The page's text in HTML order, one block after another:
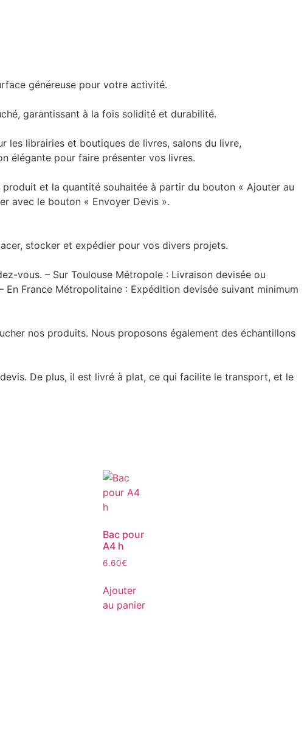
généreuse pour votre activité.
garantissant à la fois solidité et durabilité.
librairies et boutiques de livres, salons du livre,
élégante pour faire présenter vos livres.
et la quantité souhaitée à partir du bouton « Ajouter au
avec le bouton « Envoyer Devis ».
stocker et expédier pour vos divers projets.
vous. – Sur Toulouse Métropole : Livraison devisée ou
France Métropolitaine : Expédition devisée suivant minimum
nos produits. Nous proposons également des échantillons
De plus, il est livré à plat, ce qui facilite le transport, et le
Bac pour
A4 h
6.60€
Ajouter
au panier